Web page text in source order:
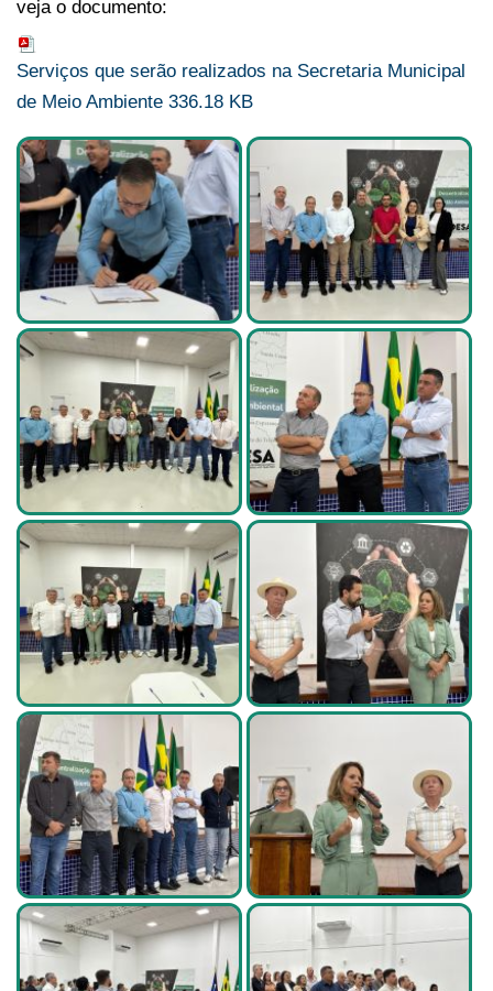
veja o documento:
Serviços que serão realizados na Secretaria Municipal
de Meio Ambiente 336.18 KB